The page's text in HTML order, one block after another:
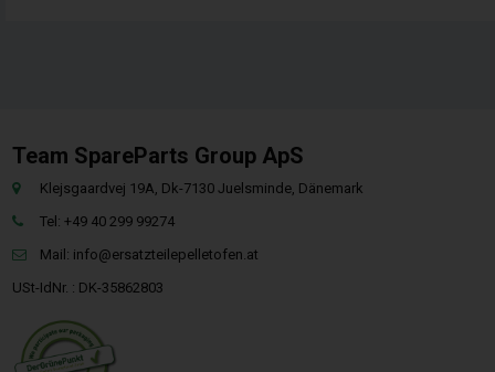
Team SpareParts Group ApS
Klejsgaardvej 19A, Dk-7130 Juelsminde, Dänemark
Tel: +49 40 299 99274
Mail: info@ersatzteilepelletofen.at
USt-IdNr. : DK-35862803